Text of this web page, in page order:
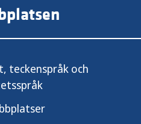
teckenspråk och